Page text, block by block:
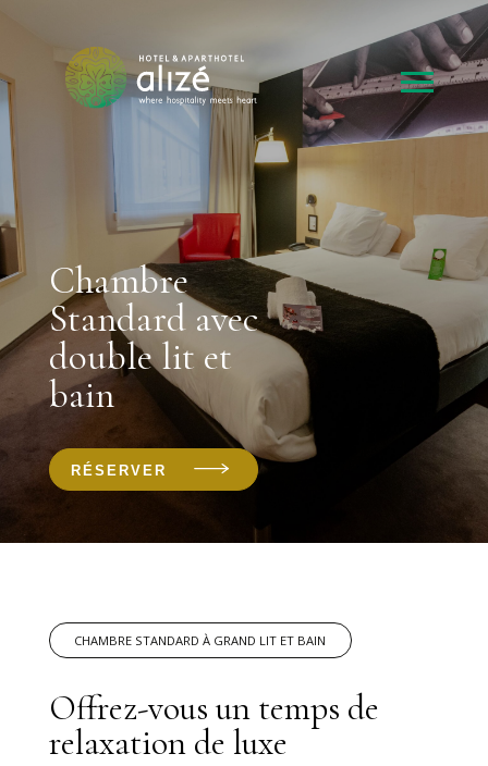
Chambre
Standard avec
double lit et
bain
RÉSERVER
CHAMBRE STANDARD À GRAND LIT ET BAIN
Offrez-vous un temps de
relaxation de luxe